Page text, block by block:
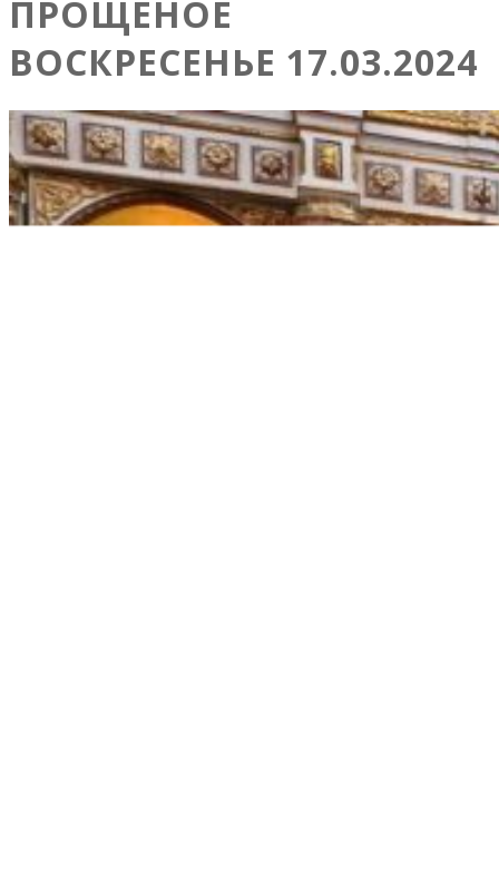
ПРОЩЕНОЕ
ВОСКРЕСЕНЬЕ 17.03.2024